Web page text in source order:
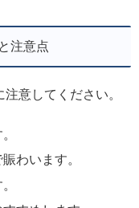
注意点
意してください。
わいます。